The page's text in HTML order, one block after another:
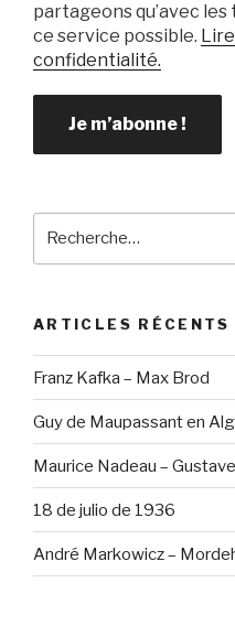
partageons qu’avec
ce service possible.
confidentialité.
ARTICLES RÉCENTS
Franz Kafka – Max Brod
Guy de Maupassant en
Maurice Nadeau –
18 de julio de 1936
André Markowicz –